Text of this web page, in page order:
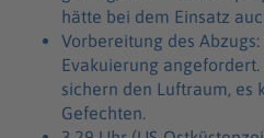
hätte bei dem Einsatz
Vorbereitung des
Evakuierung
sichern den Luftraum, es
Gefechten.